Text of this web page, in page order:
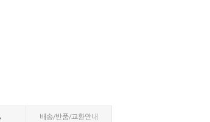
배송/반품/교환안내